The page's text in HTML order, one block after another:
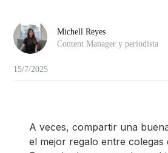
Michell Reyes
Content Manager y periodista
15/7/2025
A veces, compartir una
el mejor regalo entre colegas